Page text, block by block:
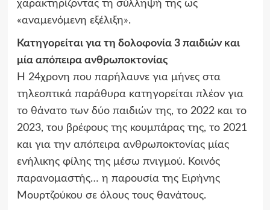
χαρακτηρίζοντας τη σύλληψή της ως
«αναμενόμενη εξέλιξη».
Κατηγορείται για τη δολοφονία 3 παιδιών και
μία απόπειρα ανθρωποκτονίας
Η 24χρονη που παρήλαυνε για μήνες στα
τηλεοπτικά παράθυρα κατηγορείται πλέον για
το θάνατο των δύο παιδιών της, το 2022 και το
2023, του βρέφους της κουμπάρας της, το 2021
και για την απόπειρα ανθρωποκτονίας μίας
ενήλικης φίλης της μέσω πνιγμού. Κοινός
παρανομαστής… η παρουσία της Ειρήνης
Μουρτζούκου σε όλους τους θανάτους.